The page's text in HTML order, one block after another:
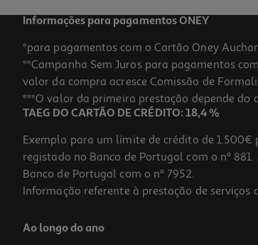
Informações para pagamentos ONEY
*para pagamentos com o Cartão Oney
**Campanha Sem Juros para pagamentos
valor da compra acresce Comissão de
***O valor da primeira prestação depende do
TAEG DO CARTÃO DE CRÉDITO: 18,4 %
Exemplo para um limite de crédito de 1.500€
registado no Banco de Portugal com o nº
Banco de Portugal com o nº 7952.
Informação referente à prestação de serviços
Ao longo do ano